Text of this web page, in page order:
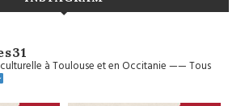
à Toulouse et en Occitanie——Tous